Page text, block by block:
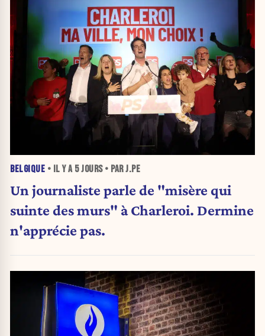
BELGIQUE • IL Y A 5 JOURS• PAR J.PE
Un journaliste parle de "misère qui
suinte des murs" à Charleroi. Dermine
n'apprécie pas.